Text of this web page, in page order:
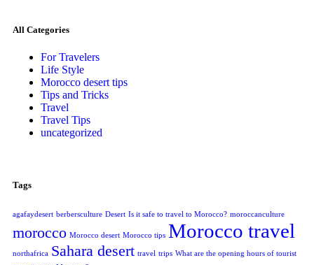
All Categories
For Travelers
Life Style
Morocco desert tips
Tips and Tricks
Travel
Travel Tips
uncategorized
Tags
agafaydesert berbersculture Desert Is it safe to travel to Morocco? moroccanculture
morocco Morocco desert Morocco tips Morocco travel
northafrica Sahara desert travel trips What are the opening hours of tourist